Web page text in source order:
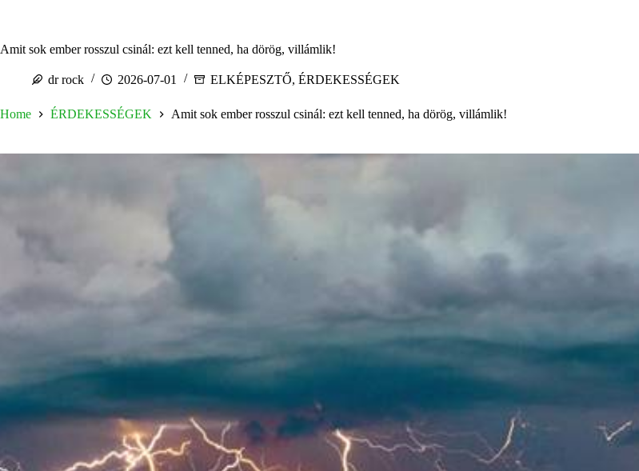
Amit sok ember rosszul csinál: ezt kell tenned, ha dörög, villámlik!
dr rock 2026-07-01 ELKÉPESZTŐ, ÉRDEKESSÉGEK
Home ÉRDEKESSÉGEK Amit sok ember rosszul csinál: ezt kell tenned, ha dörög, villámlik!